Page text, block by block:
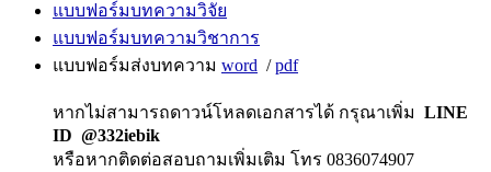
แบบฟอร์มบทความวิจัย
แบบฟอร์มบทความวิชาการ
แบบฟอร์มส่งบทความ word /pdf
หากไม่สามารถดาวน์โหลดเอกสารได้ กรุณาเพิ่ม LINE
ID @332iebik
หรือหากติดต่อสอบถามเพิ่มเติม โทร 0836074907